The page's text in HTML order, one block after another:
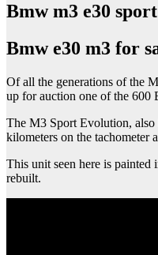
Bmw m3 e30
bmw e30 m3 for
Of all the generations of the
up for auction one of the
The M3 Sport Evolution, also
kilometers on the tachometer
This unit seen here is
rebuilt.